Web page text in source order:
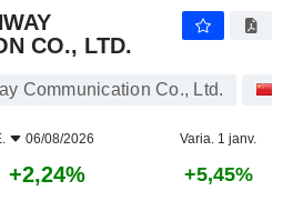
CO., LTD.
Communication Co., Ltd.
06/08/2026 Varia. 1 janv.
+2,24% +5,45%